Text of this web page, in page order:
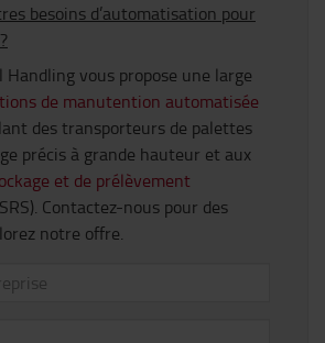
besoins d’automatisation pour
vous propose une large
de manutention automatisée
des transporteurs de palettes
précis à grande hauteur et aux
et de prélèvement
Contactez-nous pour des
notre offre.